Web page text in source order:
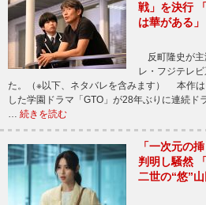
戦」を決行
は華がある
反町隆史が主
レ・フジテレ
た。（※以下、ネタバレを含みます） 本作
した学園ドラマ「GTO」が28年ぶりに連続ド
… 続きを読む
「一次元の
判明し騒然
二世の“悠”